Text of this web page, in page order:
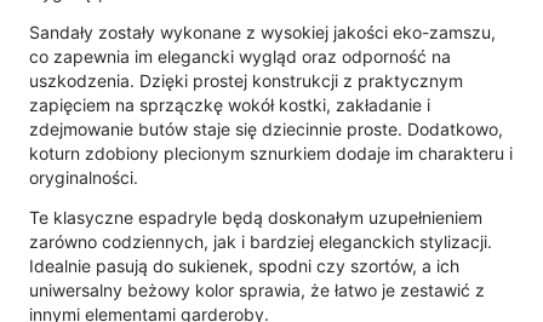
Sandały zostały wykonane z wysokiej jakości eko-zamszu,
co zapewnia im elegancki wygląd oraz odporność na
uszkodzenia. Dzięki prostej konstrukcji z praktycznym
zapięciem na sprzączkę wokół kostki, zakładanie i
zdejmowanie butów staje się dziecinnie proste. Dodatkowo,
koturn zdobiony plecionym sznurkiem dodaje im charakteru i
oryginalności.
Te klasyczne espadryle będą doskonałym uzupełnieniem
zarówno codziennych, jak i bardziej eleganckich stylizacji.
Idealnie pasują do sukienek, spodni czy szortów, a ich
uniwersalny beżowy kolor sprawia, że łatwo je zestawić z
innymi elementami garderoby.